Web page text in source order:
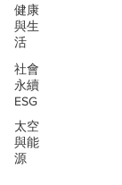
健康
與生
活
社會
永續
ESG
太空
與能
源